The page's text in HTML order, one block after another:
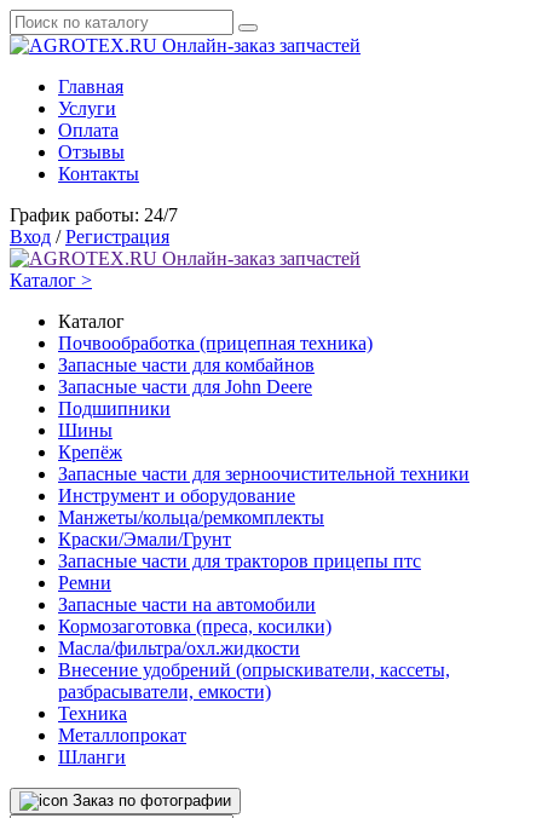
Онлайн-заказ запчастей
Главная
Услуги
Оплата
Отзывы
Контакты
График работы: 24/7
Вход / Регистрация
Онлайн-заказ запчастей
Каталог >
Каталог
Почвообработка (прицепная техника)
Запасные части для комбайнов
Запасные части для John Deere
Подшипники
Шины
Крепёж
Запасные части для зерноочистительной техники
Инструмент и оборудование
Манжеты/кольца/ремкомплекты
Краски/Эмали/Грунт
Запасные части для тракторов прицепы птс
Ремни
Запасные части на автомобили
Кормозаготовка (преса, косилки)
Масла/фильтра/охл.жидкости
Внесение удобрений (опрыскиватели, кассеты,
разбрасыватели, емкости)
Техника
Металлопрокат
Шланги
Заказ по фотографии